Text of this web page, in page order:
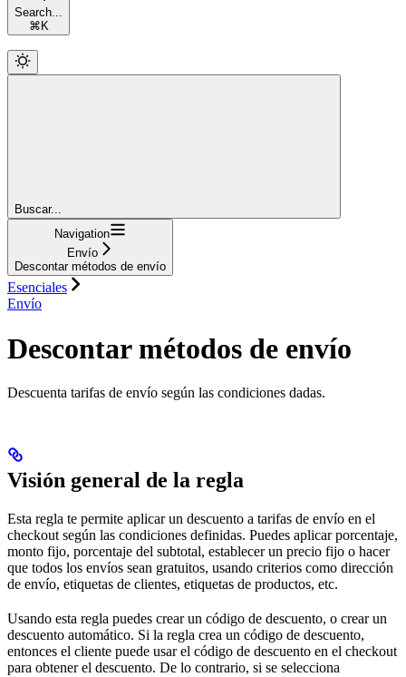
Search...
⌘ K
Buscar...
Navigation
Envío
Descontar métodos de envío
Esenciales
Envío
Descontar métodos de envío
Descuenta tarifas de envío según las condiciones dadas.
Visión general de la regla
Esta regla te permite aplicar un descuento a tarifas de envío en el
checkout según las condiciones definidas. Puedes aplicar porcentaje,
monto fijo, porcentaje del subtotal, establecer un precio fijo o hacer
que todos los envíos sean gratuitos, usando criterios como dirección
de envío, etiquetas de clientes, etiquetas de productos, etc.
Usando esta regla puedes crear un código de descuento, o crear un
descuento automático. Si la regla crea un código de descuento,
entonces el cliente puede usar el código de descuento en el checkout
para obtener el descuento. De lo contrario, si se selecciona